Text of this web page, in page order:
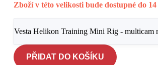
Zboží v této velikosti bude dostupné do
Vesta Helikon Training Mini Rig - multicam
PŘIDAT DO KOŠÍKU